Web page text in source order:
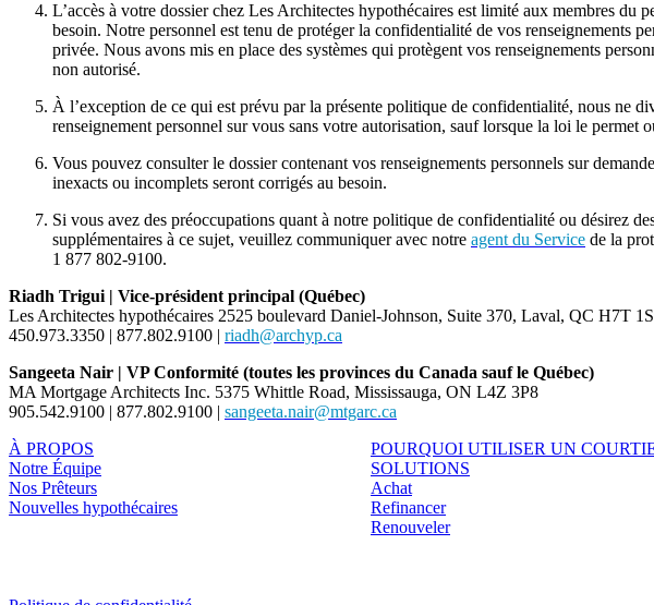
L’accès à votre dossier chez Les Architectes hypothécaires est limité aux membres du
besoin. Notre personnel est tenu de protéger la confidentialité de vos renseignements
privée. Nous avons mis en place des systèmes qui protègent vos renseignements
non autorisé.
À l’exception de ce qui est prévu par la présente politique de confidentialité, nous ne
renseignement personnel sur vous sans votre autorisation, sauf lorsque la loi le permet
Vous pouvez consulter le dossier contenant vos renseignements personnels sur
inexacts ou incomplets seront corrigés au besoin.
Si vous avez des préoccupations quant à notre politique de confidentialité ou désirez
supplémentaires à ce sujet, veuillez communiquer avec notre agent du Service de la
1 877 802-9100.
Riadh Trigui | Vice-président principal (Québec)
Les Architectes hypothécaires 2525 boulevard Daniel-Johnson, Suite 370, Laval, QC H7T
450.973.3350 | 877.802.9100 | riadh@archyp.ca
Sangeeta Nair | VP Conformité (toutes les provinces du Canada sauf le Québec)
MA Mortgage Architects Inc. 5375 Whittle Road, Mississauga, ON L4Z 3P8
905.542.9100 | 877.802.9100 | sangeeta.nair@mtgarc.ca
À PROPOS
Notre Équipe
Nos Prêteurs
Nouvelles hypothécaires
POURQUOI UTILISER UN
SOLUTIONS
Achat
Refinancer
Renouveler